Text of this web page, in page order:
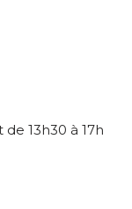
13h30 à 17h